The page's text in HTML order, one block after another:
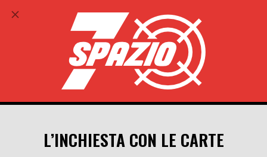
ABBONATI
search account_circle
L’INCHIESTA CON LE CARTE